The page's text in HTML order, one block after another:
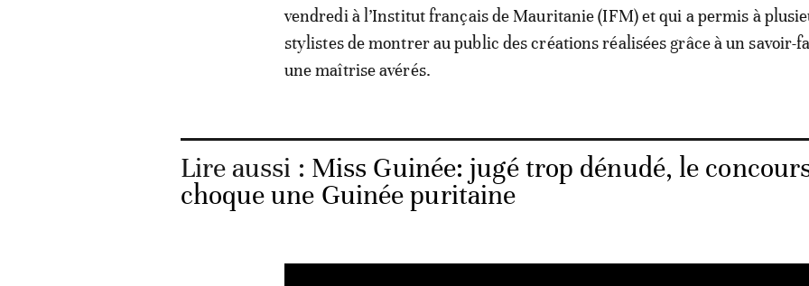
vendredi à l’Institut français de Mauritanie (IFM) et qui a permis à
stylistes de montrer au public des créations réalisées grâce à un savoir-
une maîtrise avérés.
Lire aussi : Miss Guinée: jugé trop dénudé, le
choque une Guinée puritaine